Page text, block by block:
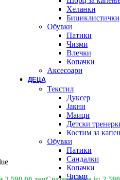
Хеланки
Бициклистички
Обувки
Патики
Чизми
Влечки
Копачки
Аксесоари
ДЕЦА
Текстил
Дуксер
Јакни
Маици
Детски
Костим за
Обувки
Патики
Сандалки
Копачки
Чизми